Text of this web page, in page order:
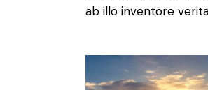
ab illo inventore